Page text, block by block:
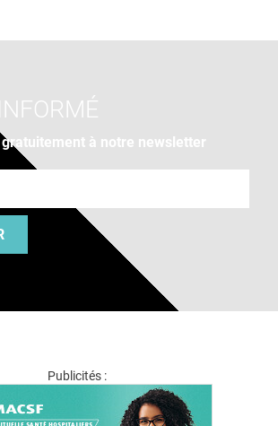
à notre newsletter
Publicités :